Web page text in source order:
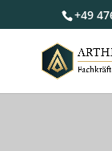
+49